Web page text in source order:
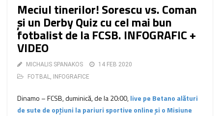
Meciul tinerilor! Sorescu vs. Coman
și un Derby Quiz cu cel mai bun
fotbalist de la FCSB. INFOGRAFIC +
VIDEO
MICHALIS SPANAKOS
14 FEB 2020
FOTBAL, INFOGRAFICE
Dinamo – FCSB, duminică, de la 20:00,live pe Betano alături
de sute de opțiuni la pariuri sportive online și o Misiune